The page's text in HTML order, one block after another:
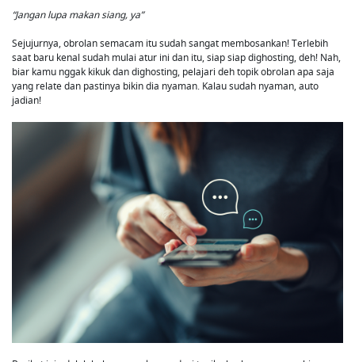
“Jangan lupa makan siang, ya”
Sejujurnya, obrolan semacam itu sudah sangat membosankan! Terlebih
saat baru kenal sudah mulai atur ini dan itu, siap siap dighosting, deh! Nah,
biar kamu nggak kikuk dan dighosting, pelajari deh topik obrolan apa saja
yang relate dan pastinya bikin dia nyaman. Kalau sudah nyaman, auto
jadian!